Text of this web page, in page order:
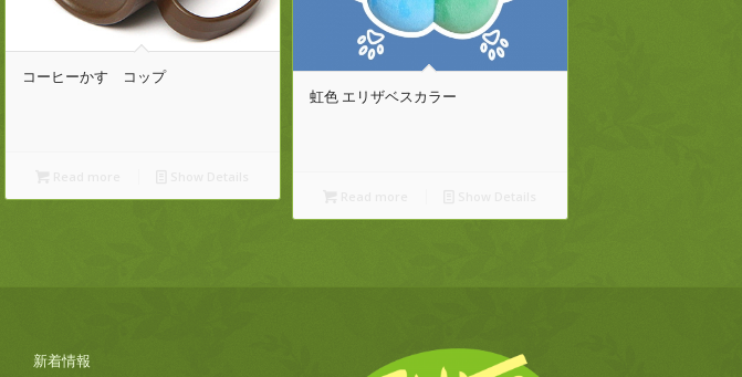
コーヒーかす コップ
虹色 エリザベスカラー
新着情報